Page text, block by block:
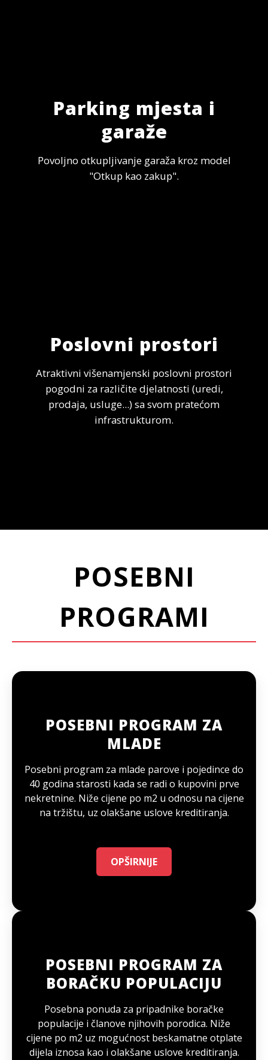
Parking mjesta i
garaže
Povoljno otkupljivanje garaža kroz model
"Otkup kao zakup".
Poslovni prostori
Atraktivni višenamjenski poslovni prostori
pogodni za različite djelatnosti (uredi,
prodaja, usluge...) sa svom pratećom
infrastrukturom.
POSEBNI
PROGRAMI
POSEBNI PROGRAM ZA
MLADE
Posebni program za mlade parove i pojedince do
40 godina starosti kada se radi o kupovini prve
nekretnine. Niže cijene po m2 u odnosu na cijene
na tržištu, uz olakšane uslove kreditiranja.
OPŠIRNIJE
POSEBNI PROGRAM ZA
BORAČKU POPULACIJU
Posebna ponuda za pripadnike boračke
populacije i članove njihovih porodica. Niže
cijene po m2 uz mogućnost beskamatne otplate
dijela iznosa kao i olakšane uslove kreditiranja.